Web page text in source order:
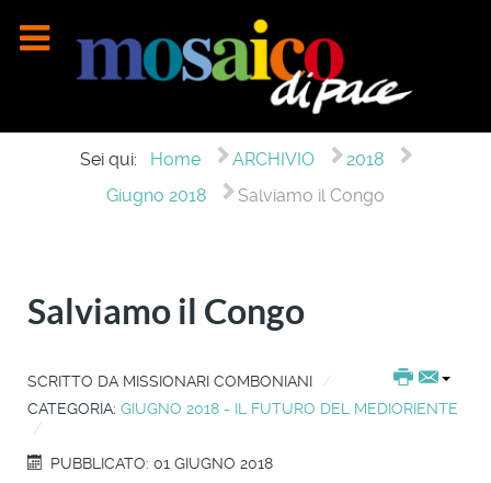
Sei qui: Home ARCHIVIO
2018
Giugno 2018
Salviamo il Congo
Salviamo il Congo
SCRITTO DA MISSIONARI COMBONIANI
CATEGORIA: GIUGNO 2018 - IL FUTURO DEL MEDIORIENTE
PUBBLICATO: 01 GIUGNO 2018